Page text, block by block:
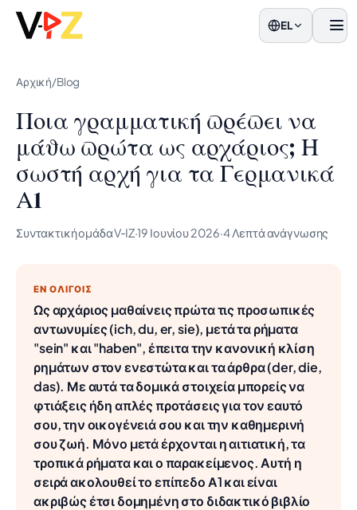
EL
Αρχική/Blog
Ποια γραμματική πρέπει να
μάθω πρώτα ως αρχάριος; Η
σωστή αρχή για τα Γερμανικά
Α1
Συντακτική ομάδα V‑IZ·19 Ιουνίου 2026·4 Λεπτά ανάγνωσης
ΕΝ ΟΛΊΓΟΙΣ
Ως αρχάριος μαθαίνεις πρώτα τις προσωπικές
αντωνυμίες (ich, du, er, sie), μετά τα ρήματα
"sein" και "haben", έπειτα την κανονική κλίση
ρημάτων στον ενεστώτα και τα άρθρα (der, die,
das). Με αυτά τα δομικά στοιχεία μπορείς να
φτιάξεις ήδη απλές προτάσεις για τον εαυτό
σου, την οικογένειά σου και την καθημερινή
σου ζωή. Μόνο μετά έρχονται η αιτιατική, τα
τροπικά ρήματα και ο παρακείμενος. Αυτή η
σειρά ακολουθεί το επίπεδο Α1 και είναι
ακριβώς έτσι δομημένη στο διδακτικό βιβλίο